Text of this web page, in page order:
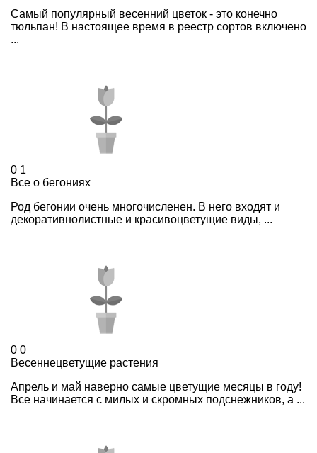
Самый популярный весенний цветок - это конечно
тюльпан! В настоящее время в реестр сортов включено
...
0 1
Все о бегониях
Род бегонии очень многочисленен. В него входят и
декоративнолистные и красивоцветущие виды, ...
0 0
Весеннецветущие растения
Апрель и май наверно самые цветущие месяцы в году!
Все начинается с милых и скромных подснежников, а ...